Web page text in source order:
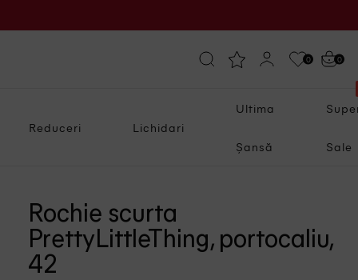
0 0
Reduceri Lichidari
Ultima
Șansă Sale
Rochie scurta
PrettyLittleThing, portocaliu,
42